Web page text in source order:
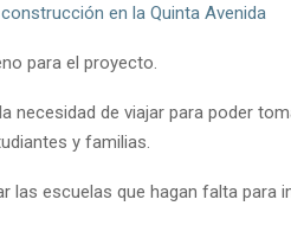
en la Quinta Avenida
para el proyecto.
necesidad de viajar para poder
y familias.
las escuelas que hagan falta para